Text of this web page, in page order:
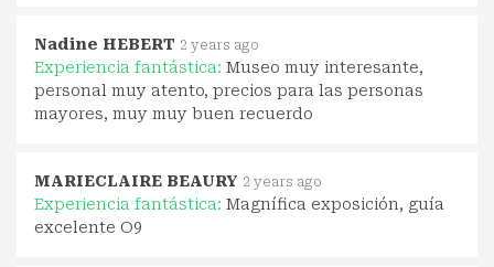
Nadine HEBERT 2 years ago
Experiencia fantástica: Museo muy interesante,
personal muy atento, precios para las personas
mayores, muy muy buen recuerdo
MARIECLAIRE BEAURY 2 years ago
Experiencia fantástica: Magnífica exposición, guía
excelente O9